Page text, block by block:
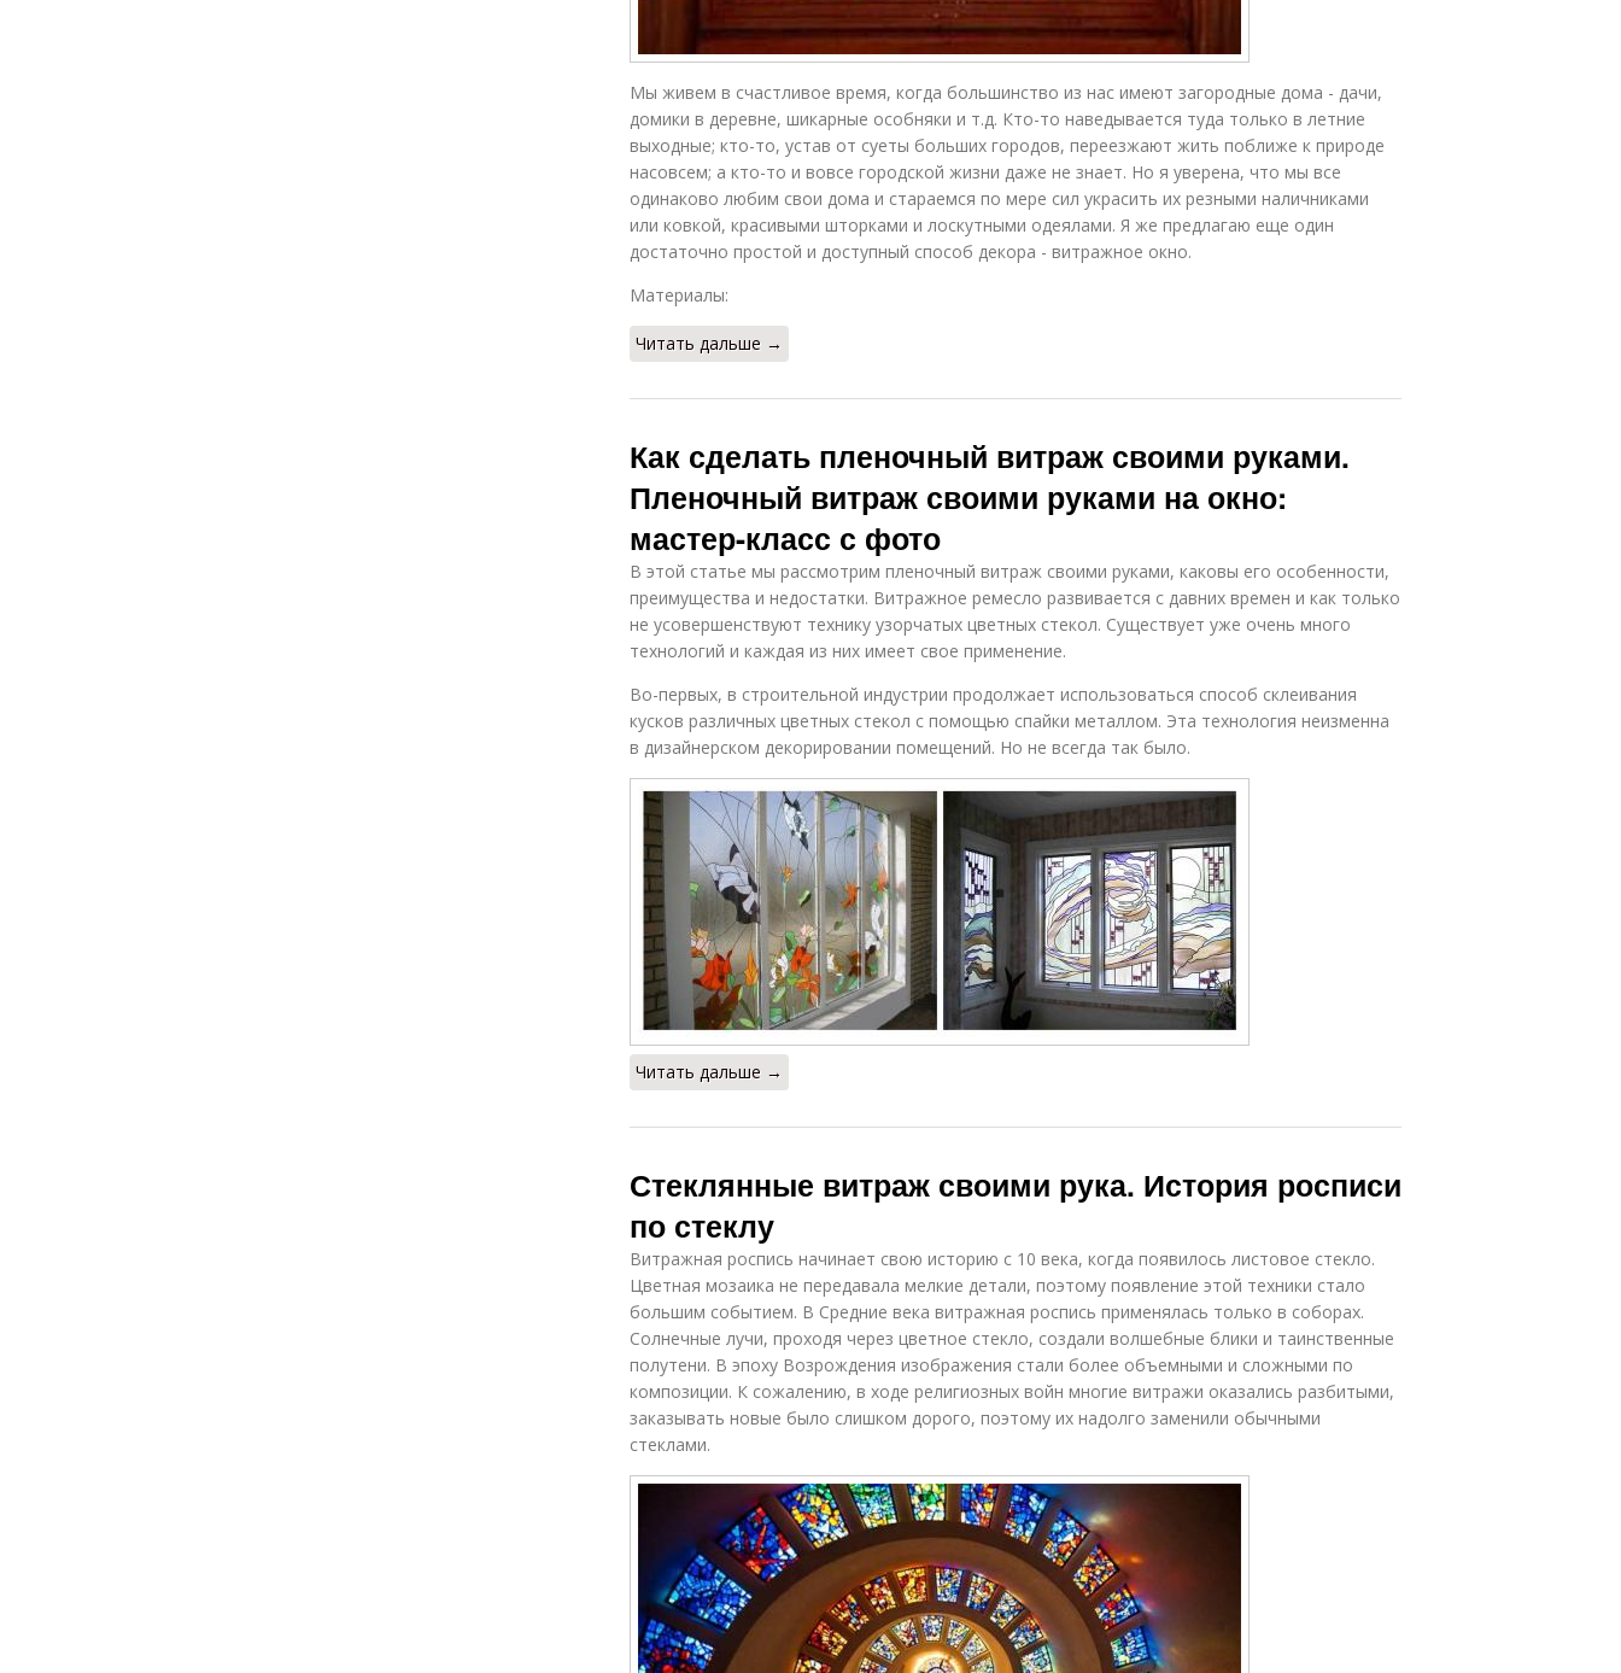
Мы живем в счастливое время, когда большинство из нас имеют загородные дома - дачи,
домики в деревне, шикарные особняки и т.д. Кто-то наведывается туда только в летние
выходные; кто-то, устав от суеты больших городов, переезжают жить поближе к природе
насовсем; а кто-то и вовсе городской жизни даже не знает. Но я уверена, что мы все
одинаково любим свои дома и стараемся по мере сил украсить их резными наличниками
или ковкой, красивыми шторками и лоскутными одеялами. Я же предлагаю еще один
достаточно простой и доступный способ декора - витражное окно.
Материалы:
Читать дальше →
Как сделать пленочный витраж своими руками.
Пленочный витраж своими руками на окно:
мастер-класс с фото
В этой статье мы рассмотрим пленочный витраж своими руками, каковы его особенности,
преимущества и недостатки. Витражное ремесло развивается с давних времен и как только
не усовершенствуют технику узорчатых цветных стекол. Существует уже очень много
технологий и каждая из них имеет свое применение.
Во-первых, в строительной индустрии продолжает использоваться способ склеивания
кусков различных цветных стекол с помощью спайки металлом. Эта технология неизменна
в дизайнерском декорировании помещений. Но не всегда так было.
Читать дальше →
Стеклянные витраж своими рука. История росписи
по стеклу
Витражная роспись начинает свою историю с 10 века, когда появилось листовое стекло.
Цветная мозаика не передавала мелкие детали, поэтому появление этой техники стало
большим событием. В Средние века витражная роспись применялась только в соборах.
Солнечные лучи, проходя через цветное стекло, создали волшебные блики и таинственные
полутени. В эпоху Возрождения изображения стали более объемными и сложными по
композиции. К сожалению, в ходе религиозных войн многие витражи оказались разбитыми,
заказывать новые было слишком дорого, поэтому их надолго заменили обычными
стеклами.